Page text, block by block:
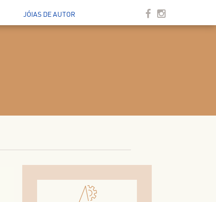
JÓIAS DE AUTOR